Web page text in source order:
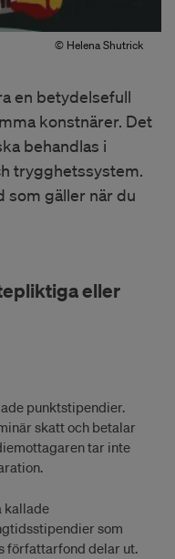
© Helena Shutrick
en betydelsefull
konstnärer. Det
behandlas i
trygghetssystem.
som gäller när du
eller
punktstipendier.
skatt och betalar
tar inte
kallade
som
författarfond delar ut.